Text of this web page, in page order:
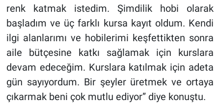
renk katmak istedim. Şimdilik hobi olarak
başladım ve üç farklı kursa kayıt oldum. Kendi
ilgi alanlarımı ve hobilerimi keşfettikten sonra
aile bütçesine katkı sağlamak için kurslara
devam edeceğim. Kurslara katılmak için adeta
gün sayıyordum. Bir şeyler üretmek ve ortaya
çıkarmak beni çok mutlu ediyor” diye konuştu.